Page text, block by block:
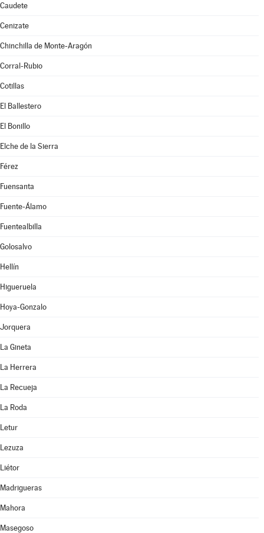
Caudete
Cenizate
Chinchilla de Monte-Aragón
Corral-Rubio
Cotillas
El Ballestero
El Bonillo
Elche de la Sierra
Férez
Fuensanta
Fuente-Álamo
Fuentealbilla
Golosalvo
Hellín
Higueruela
Hoya-Gonzalo
Jorquera
La Gineta
La Herrera
La Recueja
La Roda
Letur
Lezuza
Liétor
Madrigueras
Mahora
Masegoso